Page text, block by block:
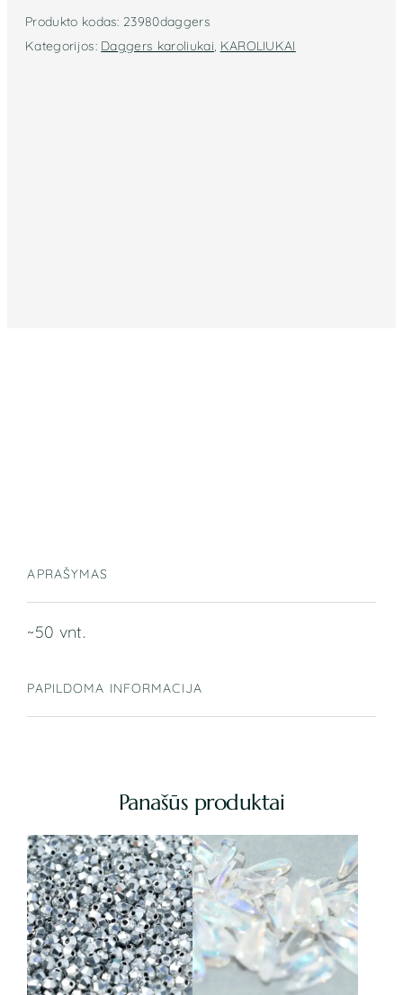
Produkto kodas: 23980daggers
Kategorijos: Daggers karoliukai, KAROLIUKAI
APRAŠYMAS
~50 vnt.
PAPILDOMA INFORMACIJA
Panašūs produktai